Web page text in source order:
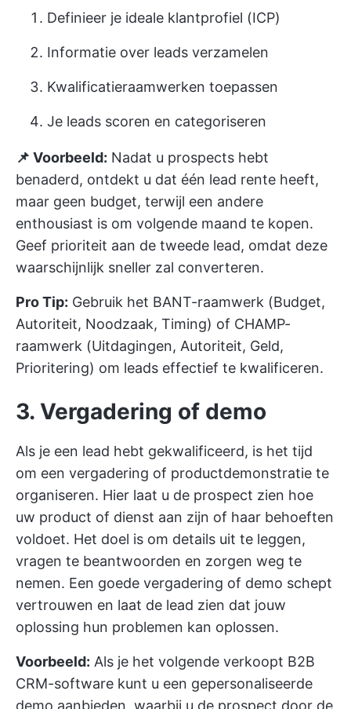
Definieer je ideale klantprofiel (ICP)
Informatie over leads verzamelen
Kwalificatieraamwerken toepassen
Je leads scoren en categoriseren
📌 Voorbeeld: Nadat u prospects hebt
benaderd, ontdekt u dat één lead rente heeft,
maar geen budget, terwijl een andere
enthousiast is om volgende maand te kopen.
Geef prioriteit aan de tweede lead, omdat deze
waarschijnlijk sneller zal converteren.
Pro Tip: Gebruik het BANT-raamwerk (Budget,
Autoriteit, Noodzaak, Timing) of CHAMP-
raamwerk (Uitdagingen, Autoriteit, Geld,
Prioritering) om leads effectief te kwalificeren.
3. Vergadering of demo
Als je een lead hebt gekwalificeerd, is het tijd
om een vergadering of productdemonstratie te
organiseren. Hier laat u de prospect zien hoe
uw product of dienst aan zijn of haar behoeften
voldoet. Het doel is om details uit te leggen,
vragen te beantwoorden en zorgen weg te
nemen. Een goede vergadering of demo schept
vertrouwen en laat de lead zien dat jouw
oplossing hun problemen kan oplossen.
Voorbeeld: Als je het volgende verkoopt B2B
CRM-software kunt u een gepersonaliseerde
demo aanbieden, waarbij u de prospect door de